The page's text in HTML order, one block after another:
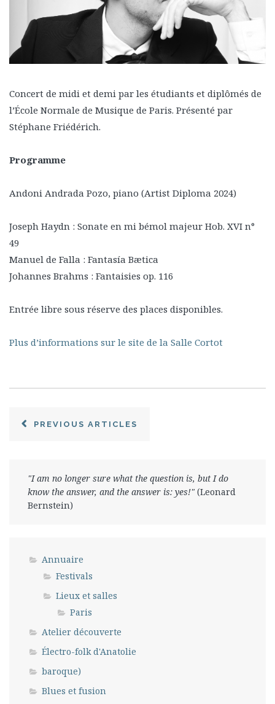
Concert de midi et demi par les étudiants et diplômés de
l’École Normale de Musique de Paris. Présenté par
Stéphane Friédérich.
Programme
Andoni Andrada Pozo, piano (Artist Diploma 2024)
Joseph Haydn : Sonate en mi bémol majeur Hob. XVI n°
49
Manuel de Falla : Fantasía Bætica
Johannes Brahms : Fantaisies op. 116
Entrée libre sous réserve des places disponibles.
Plus d’informations sur le site de la Salle Cortot
PREVIOUS ARTICLES
"I am no longer sure what the question is, but I do
know the answer, and the answer is: yes!" (Leonard
Bernstein)
Annuaire
Festivals
Lieux et salles
Paris
Atelier découverte
Électro-folk d'Anatolie
baroque)
Blues et fusion